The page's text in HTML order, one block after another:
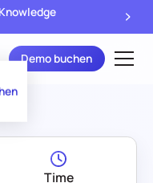
Demo buchen
Time